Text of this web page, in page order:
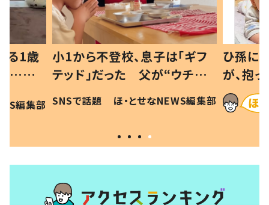
る1歳
…母
現行
編集部
小1から不登校、息子は「ギフ
テッド」だった 父が“ウチ給
食”を作り続ける理由とは #令
和の親 #令和の子
SNSで話題 ほ・とせなNEWS編集部
ひ孫に
が、抱
に「涙
方ない」